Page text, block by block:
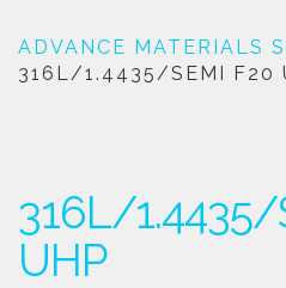
ADVANCE MATERIALS
316L/1.4435/SEMI F20
316L/1.4435/
UHP